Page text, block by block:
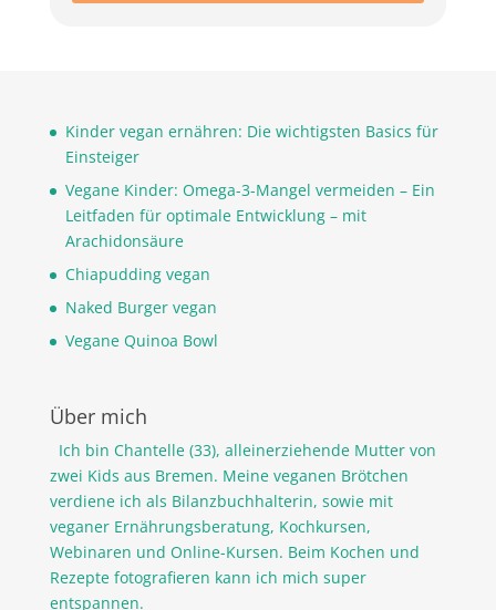
Kinder vegan ernähren: Die wichtigsten Basics für
Einsteiger
Vegane Kinder: Omega-3-Mangel vermeiden – Ein
Leitfaden für optimale Entwicklung – mit
Arachidonsäure
Chiapudding vegan
Naked Burger vegan
Vegane Quinoa Bowl
Über mich
Ich bin Chantelle (33), alleinerziehende Mutter von
zwei Kids aus Bremen. Meine veganen Brötchen
verdiene ich als Bilanzbuchhalterin, sowie mit
veganer Ernährungsberatung, Kochkursen,
Webinaren und Online-Kursen. Beim Kochen und
Rezepte fotografieren kann ich mich super
entspannen.